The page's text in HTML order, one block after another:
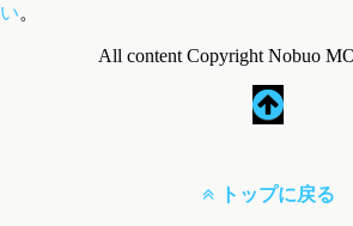
い。
All content Copyright Nobuo
トップに戻る